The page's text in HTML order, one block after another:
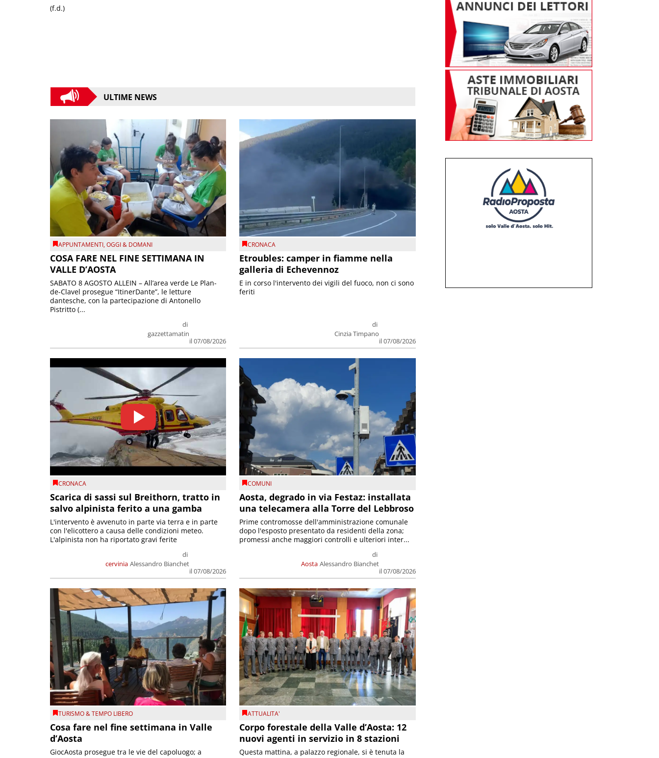
(f.d.)
ULTIME NEWS
APPUNTAMENTI,OGGI & DOMANI
COSA FARE NEL FINE SETTIMANA IN
VALLE D’AOSTA
di
gazzettamatin
il 07/08/2026
SABATO 8 AGOSTO ALLEIN – All’area verde Le Plan-
de-Clavel prosegue “ItinerDante”, le letture
dantesche, con la partecipazione di Antonello
Pistritto (...
CRONACA
Etroubles: camper in fiamme nella
galleria di Echevennoz
di
Cinzia Timpano
il 07/08/2026
E in corso l'intervento dei vigili del fuoco, non ci sono
feriti
CRONACA
Scarica di sassi sul Breithorn, tratto in
salvo alpinista ferito a una gamba
cervinia
di
Alessandro Bianchet
il 07/08/2026
L'intervento è avvenuto in parte via terra e in parte
con l'elicottero a causa delle condizioni meteo.
L'alpinista non ha riportato gravi ferite
COMUNI
Aosta, degrado in via Festaz: installata
una telecamera alla Torre del Lebbroso
Aosta
di
Alessandro Bianchet
il 07/08/2026
Prime contromosse dell'amministrazione comunale
dopo l'esposto presentato da residenti della zona;
promessi anche maggiori controlli e ulteriori inter...
TURISMO & TEMPO LIBERO
Cosa fare nel fine settimana in Valle
d’Aosta
GiocAosta prosegue tra le vie del capoluogo; a
ATTUALITA'
Corpo forestale della Valle d’Aosta: 12
nuovi agenti in servizio in 8 stazioni
Questa mattina, a palazzo regionale, si è tenuta la